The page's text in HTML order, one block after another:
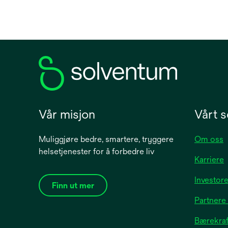
Vår misjon
Muliggjøre bedre, smartere, tryggere
helsetjenester for å forbedre liv
Finn ut mer
Vårt
Om oss
Karriere